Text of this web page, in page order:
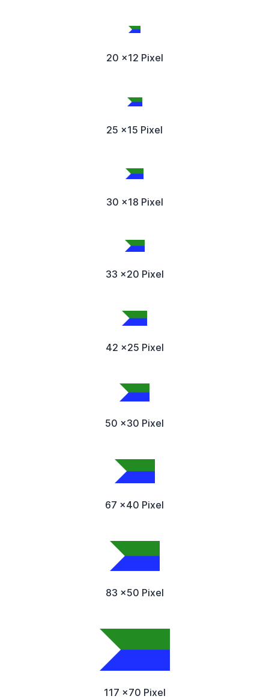
20 x12 Pixel
25 x15 Pixel
30 x18 Pixel
33 x20 Pixel
42 x25 Pixel
50 x30 Pixel
67 x40 Pixel
83 x50 Pixel
117 x70 Pixel